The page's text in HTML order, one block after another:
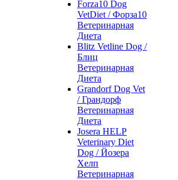
Forza10 Dog
VetDiet / Форза10
Ветеринарная
Диета
Blitz Vetline Dog /
Блиц
Ветеринарная
Диета
Grandorf Dog Vet
/ Грандорф
Ветеринарная
Диета
Josera HELP
Veterinary Diet
Dog / Йозера
Хелп
Ветеринарная